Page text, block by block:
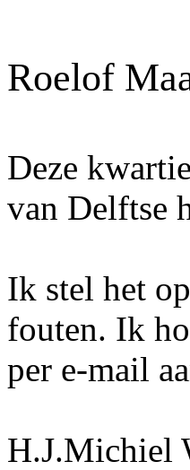
Roelof
Deze
van Delftse
Ik stel het
fouten. Ik
per e-mail
H.J.Michiel